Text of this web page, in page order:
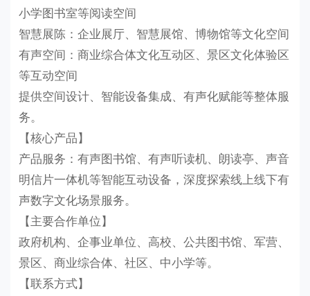
小学图书室等阅读空间
智慧展陈：企业展厅、智慧展馆、博物馆等文化空间
有声空间：商业综合体文化互动区、景区文化体验区
等互动空间
提供空间设计、智能设备集成、有声化赋能等整体服
务。
【核心产品】
产品服务：有声图书馆、有声听读机、朗读亭、声音
明信片一体机等智能互动设备，深度探索线上线下有
声数字文化场景服务。
【主要合作单位】
政府机构、企事业单位、高校、公共图书馆、军营、
景区、商业综合体、社区、中小学等。
【联系方式】